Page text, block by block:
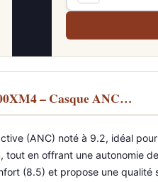
– Casque ANC…
(ANC) noté à 9.2, idéal
en offrant une autonomie
(8.5) et propose une